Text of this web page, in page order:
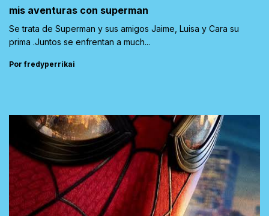
mis aventuras con superman
Se trata de Superman y sus amigos Jaime, Luisa y Cara su
prima .Juntos se enfrentan a much...
Por fredyperrikai